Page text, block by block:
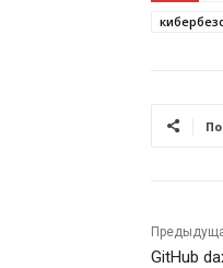
GitHub